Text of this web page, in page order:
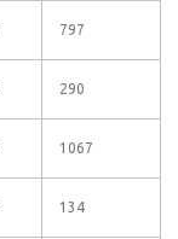
797
290
1067
134